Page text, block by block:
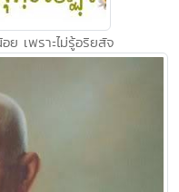
เพราะไม่รู้อริยสัจ